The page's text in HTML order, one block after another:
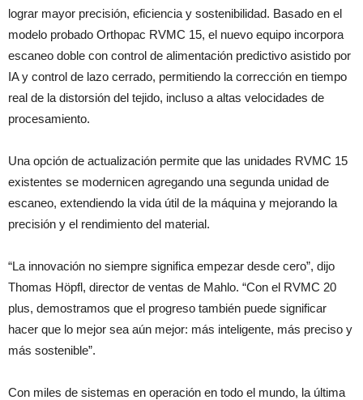
lograr mayor precisión, eficiencia y sostenibilidad. Basado en el
modelo probado Orthopac RVMC 15, el nuevo equipo incorpora
escaneo doble con control de alimentación predictivo asistido por
IA y control de lazo cerrado, permitiendo la corrección en tiempo
real de la distorsión del tejido, incluso a altas velocidades de
procesamiento.
Una opción de actualización permite que las unidades RVMC 15
existentes se modernicen agregando una segunda unidad de
escaneo, extendiendo la vida útil de la máquina y mejorando la
precisión y el rendimiento del material.
“La innovación no siempre significa empezar desde cero”, dijo
Thomas Höpfl, director de ventas de Mahlo. “Con el RVMC 20
plus, demostramos que el progreso también puede significar
hacer que lo mejor sea aún mejor: más inteligente, más preciso y
más sostenible”.
Con miles de sistemas en operación en todo el mundo, la última